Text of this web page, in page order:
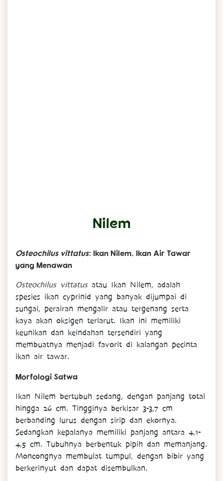
Nilem
Osteochilus vittatus: Ikan Nilem, Ikan Air Tawar
yang Menawan
Osteochilus vittatusatau Ikan Nilem, adalah
spesies ikan cyprinid yang banyak dijumpai di
sungai, perairan mengalir atau tergenang serta
kaya akan oksigen terlarut. Ikan ini memiliki
keunikan dan keindahan tersendiri yang
membuatnya menjadi favorit di kalangan pecinta
ikan air tawar.
Morfologi Satwa
Ikan Nilem bertubuh sedang, dengan panjang total
hingga 26 cm. Tingginya berkisar 3-3,7 cm
berbanding lurus dengan sirip dan ekornya.
Sedangkan kepalanya memiliki panjang antara 4,1-
4,5 cm. Tubuhnya berbentuk pipih dan memanjang.
Moncongnya membulat tumpul, dengan bibir yang
berkerinyut dan dapat disembulkan.